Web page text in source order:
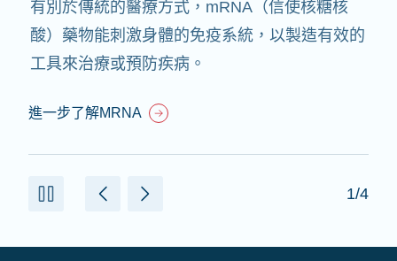
有別於傳統的醫療方式，mRNA（信使核糖核
酸）藥物能刺激身體的免疫系統，以製造有效的
工具來治療或預防疾病。
進一步了解MRNA
1/4